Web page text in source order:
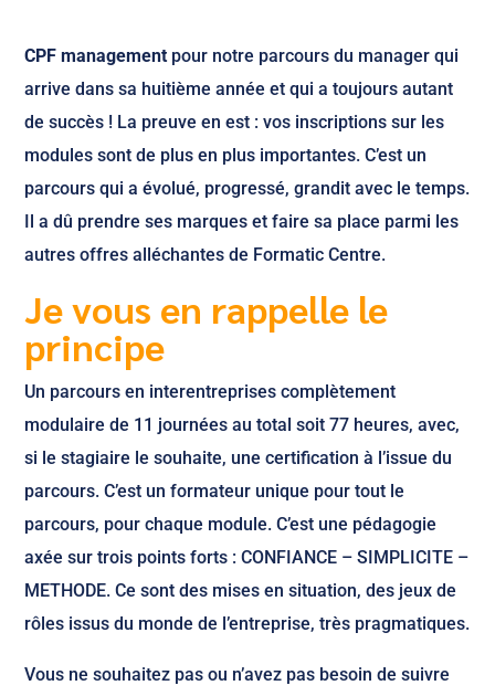
CPF management pour notre parcours du manager qui
arrive dans sa huitième année et qui a toujours autant
de succès ! La preuve en est : vos inscriptions sur les
modules sont de plus en plus importantes. C’est un
parcours qui a évolué, progressé, grandit avec le temps.
Il a dû prendre ses marques et faire sa place parmi les
autres offres alléchantes de Formatic Centre.
Je vous en rappelle le
principe
Un parcours en interentreprises complètement
modulaire de 11 journées au total soit 77 heures, avec,
si le stagiaire le souhaite, une certification à l’issue du
parcours. C’est un formateur unique pour tout le
parcours, pour chaque module. C’est une pédagogie
axée sur trois points forts : CONFIANCE – SIMPLICITE –
METHODE. Ce sont des mises en situation, des jeux de
rôles issus du monde de l’entreprise, très pragmatiques.
Vous ne souhaitez pas ou n’avez pas besoin de suivre